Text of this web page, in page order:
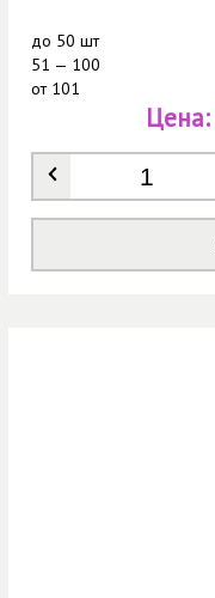
до 50 шт
51 — 100
от101
Количество
Цена: